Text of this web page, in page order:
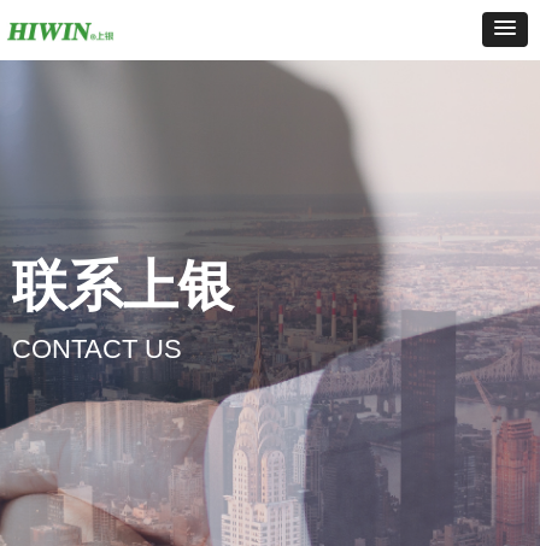
联系上银
CONTACT US